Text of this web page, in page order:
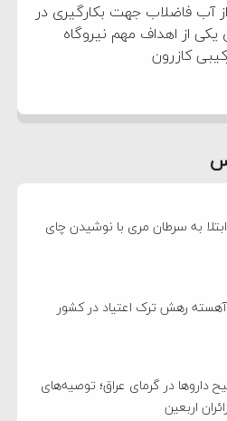
آب فاضلاب جهت بکارگیری در
یکی از اهداف مهم نیروگاه
کازرون
به سرطان مری با نوشیدن چای
آهسته رهش ترک اعتیاد در کشور
داروها در گرمای عراق؛ توصیه‌های
اربعین